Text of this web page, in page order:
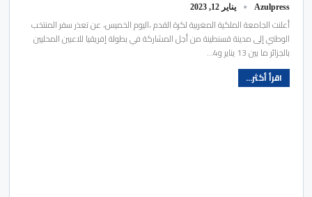
Azulpress يناير 12, 2023
أعلنت الجامعة الملكية المغربية لكرة القدم ،اليوم الخميس، عن تعذر سفر المنتخب
الوطني إلى مدينة قسنطينة من أجل المشاركة في بطولة إفريقيا للاعبين المحليين
بالجزائر ما بين 13 يناير و4…
اقرأ أكثر...